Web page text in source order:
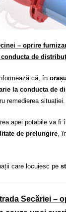
– oprire
de
că, în
la conducta de
remedierea situației.
apei potabile va fi
de prelungire,
care locuiesc pe
Secăriei –